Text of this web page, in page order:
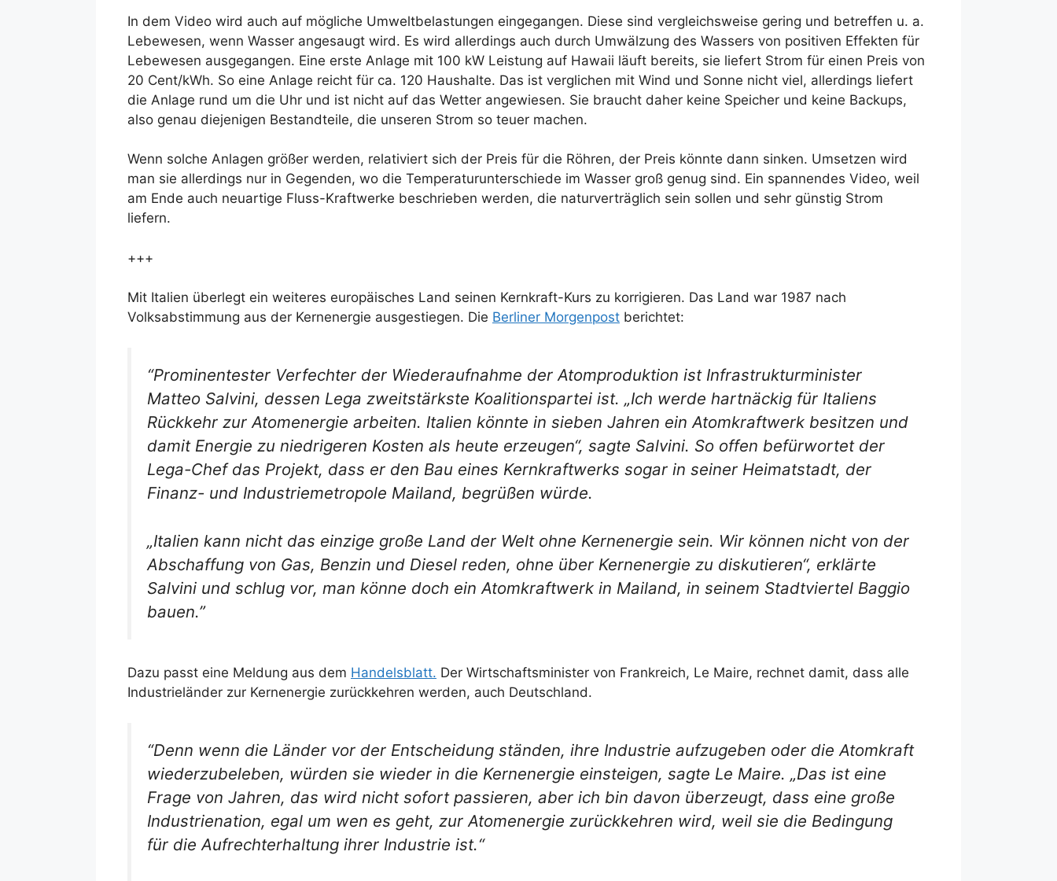
In dem Video wird auch auf mögliche Umweltbelastungen eingegangen. Diese sind vergleichsweise gering und betreffen u. a.
Lebewesen, wenn Wasser angesaugt wird. Es wird allerdings auch durch Umwälzung des Wassers von positiven Effekten für
Lebewesen ausgegangen. Eine erste Anlage mit 100 kW Leistung auf Hawaii läuft bereits, sie liefert Strom für einen Preis von
20 Cent/kWh. So eine Anlage reicht für ca. 120 Haushalte. Das ist verglichen mit Wind und Sonne nicht viel, allerdings liefert
die Anlage rund um die Uhr und ist nicht auf das Wetter angewiesen. Sie braucht daher keine Speicher und keine Backups,
also genau diejenigen Bestandteile, die unseren Strom so teuer machen.
Wenn solche Anlagen größer werden, relativiert sich der Preis für die Röhren, der Preis könnte dann sinken. Umsetzen wird
man sie allerdings nur in Gegenden, wo die Temperaturunterschiede im Wasser groß genug sind. Ein spannendes Video, weil
am Ende auch neuartige Fluss-Kraftwerke beschrieben werden, die naturverträglich sein sollen und sehr günstig Strom
liefern.
+++
Mit Italien überlegt ein weiteres europäisches Land seinen Kernkraft-Kurs zu korrigieren. Das Land war 1987 nach
Volksabstimmung aus der Kernenergie ausgestiegen. Die Berliner Morgenpost berichtet:
“Prominentester Verfechter der Wiederaufnahme der Atomproduktion ist Infrastrukturminister
Matteo Salvini, dessen Lega zweitstärkste Koalitionspartei ist. „Ich werde hartnäckig für Italiens
Rückkehr zur Atomenergie arbeiten. Italien könnte in sieben Jahren ein Atomkraftwerk besitzen und
damit Energie zu niedrigeren Kosten als heute erzeugen“, sagte Salvini. So offen befürwortet der
Lega-Chef das Projekt, dass er den Bau eines Kernkraftwerks sogar in seiner Heimatstadt, der
Finanz- und Industriemetropole Mailand, begrüßen würde.
„Italien kann nicht das einzige große Land der Welt ohne Kernenergie sein. Wir können nicht von der
Abschaffung von Gas, Benzin und Diesel reden, ohne über Kernenergie zu diskutieren“, erklärte
Salvini und schlug vor, man könne doch ein Atomkraftwerk in Mailand, in seinem Stadtviertel Baggio
bauen.”
Dazu passt eine Meldung aus dem Handelsblatt. Der Wirtschaftsminister von Frankreich, Le Maire, rechnet damit, dass alle
Industrieländer zur Kernenergie zurückkehren werden, auch Deutschland.
“Denn wenn die Länder vor der Entscheidung ständen, ihre Industrie aufzugeben oder die Atomkraft
wiederzubeleben, würden sie wieder in die Kernenergie einsteigen, sagte Le Maire. „Das ist eine
Frage von Jahren, das wird nicht sofort passieren, aber ich bin davon überzeugt, dass eine große
Industrienation, egal um wen es geht, zur Atomenergie zurückkehren wird, weil sie die Bedingung
für die Aufrechterhaltung ihrer Industrie ist.“